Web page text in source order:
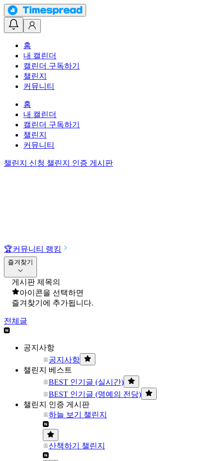
홈
내 캘린더
캘린더 구독하기
챌린지
커뮤니티
홈
내 캘린더
캘린더 구독하기
챌린지
커뮤니티
챌린지 신청 챌린지 인증 게시판
🏆커뮤니티 랭킹
즐겨찾기
게시판 제목의
아이콘을 선택하면
즐겨찾기에 추가됩니다.
전체글
공지사항
공지사항
챌린지 베스트
BEST 인기글 (실시간)
BEST 인기글 (명예의 전당)
챌린지 인증 게시판
하늘 보기 챌린지
산책하기 챌린지